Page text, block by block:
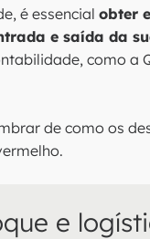
é essencial obter
e saída da
como a
de como os
e